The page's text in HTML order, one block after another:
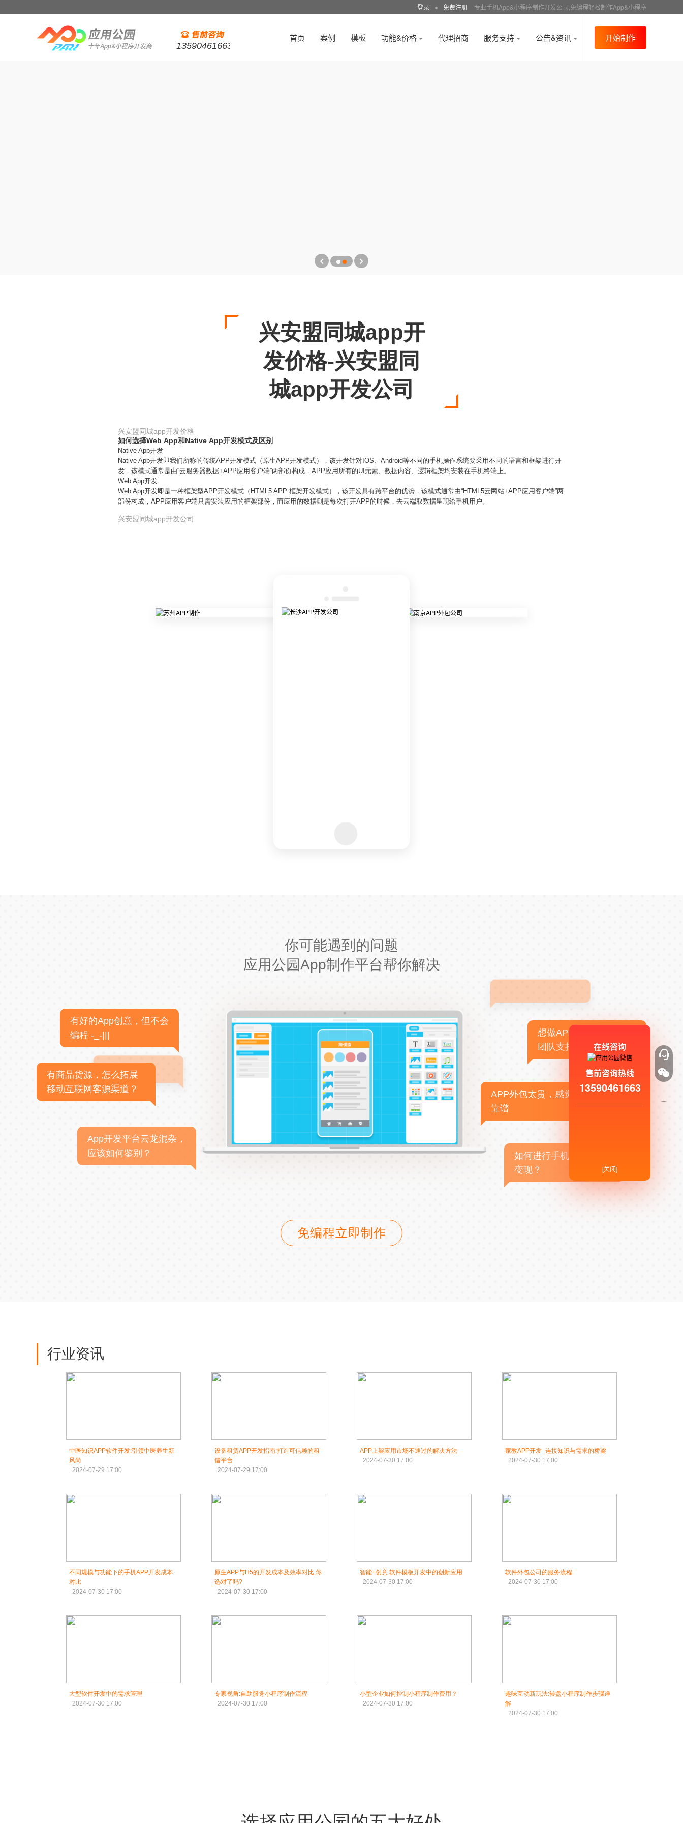
登录 ● 免费注册 专业手机App&小程序制作开发公司,免编程轻松制作App&小程序
13590461663
首页 案例 模板 功能&价格 代理招商 服务支持 公告&资讯 开始制作
兴安盟同城app开
发价格-兴安盟同
城app开发公司
兴安盟同城app开发价格
如何选择Web App和Native App开发模式及区别
Native App开发
Native App开发即我们所称的传统APP开发模式（原生APP开发模式），该开发针对IOS、Android等不同的手机操作系统要采用不同的语言和框架进行开
发，该模式通常是由“云服务器数据+APP应用客户端”两部份构成，APP应用所有的UI元素、数据内容、逻辑框架均安装在手机终端上。
Web App开发
Web App开发即是一种框架型APP开发模式（HTML5 APP 框架开发模式），该开发具有跨平台的优势，该模式通常由“HTML5云网站+APP应用客户端”两
部份构成，APP应用客户端只需安装应用的框架部份，而应用的数据则是每次打开APP的时候，去云端取数据呈现给手机用户。
兴安盟同城app开发公司
你可能遇到的问题
应用公园App制作平台帮你解决
有好的App创意，但不会
编程 -_-|||
有商品货源，怎么拓展
移动互联网客源渠道？
App开发平台云龙混杂，
应该如何鉴别？
想做APP，但没有技术
团队支持
APP外包太贵，感觉不
靠谱
如何进行手机APP商业
变现？
免编程立即制作
行业资讯
中医知识APP软件开发:引领中医养生新
风尚
2024-07-29 17:00
设备租赁APP开发指南:打造可信赖的租
借平台
2024-07-29 17:00
APP上架应用市场不通过的解决方法
2024-07-30 17:00
家教APP开发_连接知识与需求的桥梁
2024-07-30 17:00
不同规模与功能下的手机APP开发成本
对比
2024-07-30 17:00
原生APP与H5的开发成本及效率对比,你
选对了吗?
2024-07-30 17:00
智能+创意:软件模板开发中的创新应用
2024-07-30 17:00
软件外包公司的服务流程
2024-07-30 17:00
大型软件开发中的需求管理
2024-07-30 17:00
专家视角:自助服务小程序制作流程
2024-07-30 17:00
小型企业如何控制小程序制作费用？
2024-07-30 17:00
趣味互动新玩法:转盘小程序制作步骤详
解
2024-07-30 17:00
在线咨询
售前咨询热线
13590461663
[关闭]